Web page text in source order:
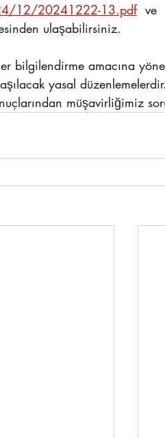
12/20241222-13.pdf
  ve
ulaşabilirsiniz.
bilgilendirme amacına
yasal
müşavirliğimiz